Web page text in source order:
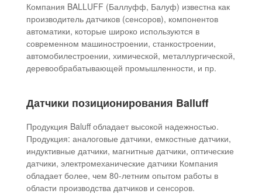
Компания BALLUFF (Баллуфф, Балуф) известна как
производитель датчиков (сенсоров), компонентов
автоматики, которые широко используются в
современном машиностроении, станкостроении,
автомобилестроении, химической, металлургической,
деревообрабатывающей промышленности, и пр.
Датчики позиционирования Balluff
Продукция Baluff обладает высокой надежностью.
Продукция: аналоговые датчики, емкостные датчики,
индуктивные датчики, магнитные датчики, оптические
датчики, электромеханические датчики Компания
обладает более, чем 80-летним опытом работы в
области производства датчиков и сенсоров.